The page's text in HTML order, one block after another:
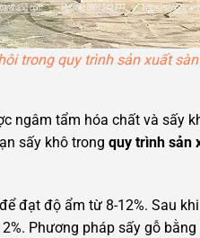
trong quy trình sản xuất
ngâm tẩm hóa chất và sấy
sấy khô trong quy trình sản
đạt độ ẩm từ 8-12%. Sau
Phương pháp sấy gỗ